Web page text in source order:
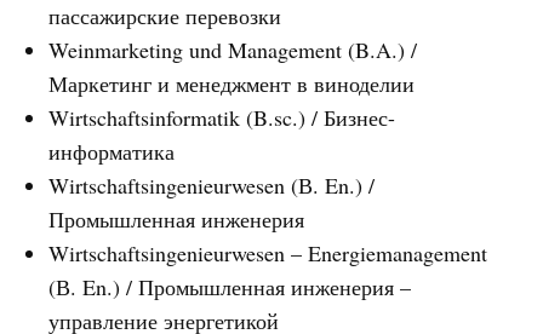
пассажирские перевозки
Weinmarketing und Management (B.A.) /
Маркетинг и менеджмент в виноделии
Wirtschaftsinformatik (B.sc.) / Бизнес-
информатика
Wirtschaftsingenieurwesen (В. En.) /
Промышленная инженерия
Wirtschaftsingenieurwesen – Energiemanagement
(В. En.) / Промышленная инженерия –
управление энергетикой